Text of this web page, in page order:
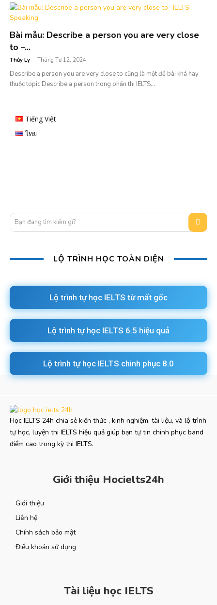
Bài mẫu: Describe a person you are very close
to –...
Thủy Ly - Tháng Tư 12, 2024
Describe a person you are very close to cũng là một đề bài khá hay
thuộc topic Describe a person trong phần thi IELTS...
Tiếng Việt
ไทย
Bạn đang tìm kiếm gì?
LỘ TRÌNH HỌC TOÀN DIỆN
Lộ trình tự học IELTS từ mất gốc
Lộ trình tự học IELTS 6.5 hiệu quả
Lộ trình tự học IELTS chinh phục 8.0
Học IELTS 24h chia sẻ kiến thức , kinh nghiệm, tài liệu, và lộ trình
tự học, luyện thi IELTS hiệu quả giúp bạn tự tin chinh phục band
điểm cao trong kỳ thi IELTS.
Giới thiệu Hocielts24h
Giới thiệu
Liên hệ
Chính sách bảo mật
Điều khoản sử dụng
Tài liệu học IELTS